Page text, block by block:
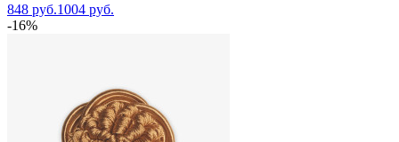
848 руб.1004 руб.
-16%